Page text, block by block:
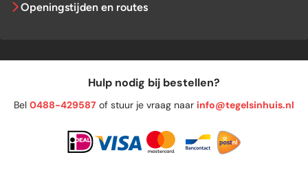
Openingstijden en routes
Hulp nodig bij bestellen?
Bel 0488-429587 of stuur je vraag naar info@tegelsinhuis.nl